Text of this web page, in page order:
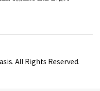
All Rights Reserved.